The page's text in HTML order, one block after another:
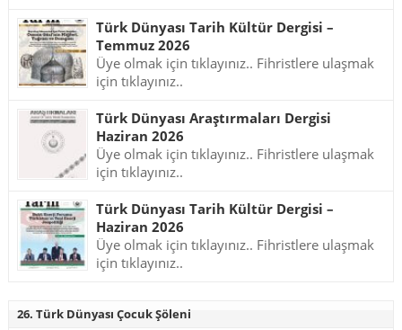
Türk Dünyası Tarih Kültür Dergisi –
Temmuz 2026
Üye olmak için tıklayınız.. Fihristlere ulaşmak
için tıklayınız..
Türk Dünyası Araştırmaları Dergisi
Haziran 2026
Üye olmak için tıklayınız.. Fihristlere ulaşmak
için tıklayınız..
Türk Dünyası Tarih Kültür Dergisi –
Haziran 2026
Üye olmak için tıklayınız.. Fihristlere ulaşmak
için tıklayınız..
26. Türk Dünyası Çocuk Şöleni